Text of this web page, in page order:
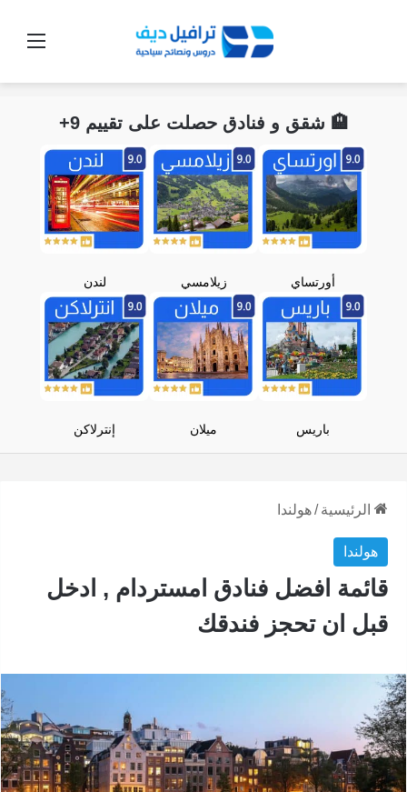
🏨 شقق و فنادق حصلت على تقييم 9+
أورتساي زيلامسي لندن
باريس ميلان إنترلاكن
الرئيسية /هولندا
هولندا
قائمة افضل فنادق امستردام , ادخل
قبل ان تحجز فندقك